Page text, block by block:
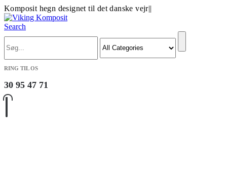
Komposit hegn designet til det danske vejr||
Search
RING TIL OS
30 95 47 71